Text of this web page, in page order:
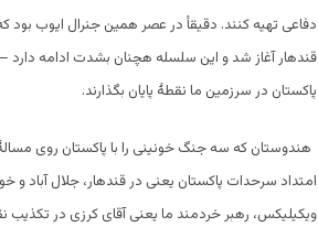
دفاعی تهیه کنند. دقیقأ در عصر همین جنرال ایوب
قندهار آغاز شد و این سلسله هچنان بشدت ادامه دارد –
پاکستان در سرزمین ما نقطۀ پایان بگذارند.
هندوستان که سه جنگ خونینی را با پاکستان روی
امتداد سرحدات پاکستان یعنی در قندهار، جلال آباد
ویکیلیکس، رهبر خردمند ما یعنی آقای کرزی در